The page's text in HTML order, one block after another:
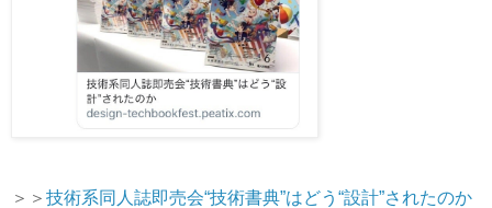
＞＞ 技術系同人誌即売会“技術書典”はどう“設計”されたのか